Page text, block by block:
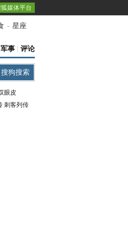
媒体平台
- 星座
军事 评论
眼皮
刺客列传